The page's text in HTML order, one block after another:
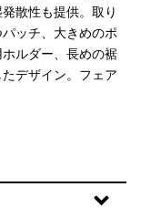
散性も提供。取り
ッチ、大きめのポ
ルダー、長めの裾
デザイン。フェア